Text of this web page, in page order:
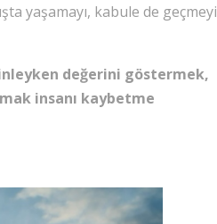
yaşamayı, kabule de geçmeyi
değerini göstermek,
insanı kaybetme